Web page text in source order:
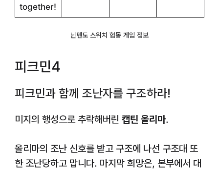
together!
닌텐도 스위치 협동 게임 정보
피크민4
피크민과 함께 조난자를 구조하라!
미지의 행성으로 추락해버린 캡틴 올리마.
올리마의 조난 신호를 받고 구조에 나선 구조대 또
한 조난당하고 맙니다. 마지막 희망은, 본부에서 대